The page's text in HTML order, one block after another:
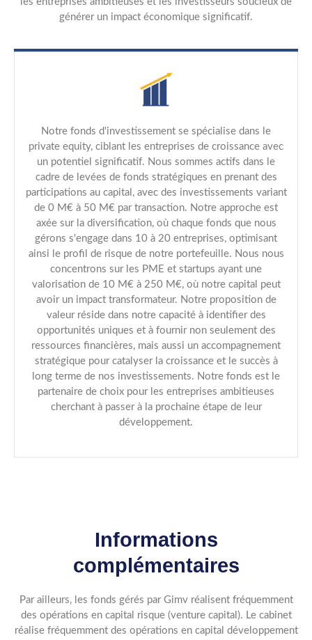
générer un impact économique significatif.
Notre fonds d'investissement se spécialise dans le
private equity, ciblant les entreprises de croissance avec
un potentiel significatif. Nous sommes actifs dans le
cadre de levées de fonds stratégiques en prenant des
participations au capital, avec des investissements variant
de 0 M€ à 50 M€ par transaction. Notre approche est
axée sur la diversification, où chaque fonds que nous
gérons s'engage dans 10 à 20 entreprises, optimisant
ainsi le profil de risque de notre portefeuille. Nous nous
concentrons sur les PME et startups ayant une
valorisation de 10 M€ à 250 M€, où notre capital peut
avoir un impact transformateur. Notre proposition de
valeur réside dans notre capacité à identifier des
opportunités uniques et à fournir non seulement des
ressources financières, mais aussi un accompagnement
stratégique pour catalyser la croissance et le succès à
long terme de nos investissements. Notre fonds est le
partenaire de choix pour les entreprises ambitieuses
cherchant à passer à la prochaine étape de leur
développement.
Informations
complémentaires
Par ailleurs, les fonds gérés par Gimv réalisent fréquemment
des opérations en capital risque (venture capital). Le cabinet
réalise fréquemment des opérations en capital développement